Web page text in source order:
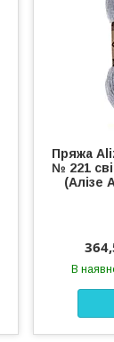
Пряжа
№ 221
(Алізе
В